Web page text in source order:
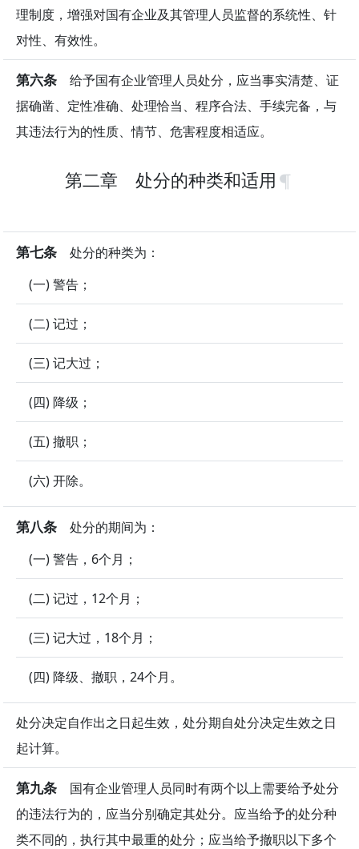
理制度，增强对国有企业及其管理人员监督的系统性、针
对性、有效性。
第六条 给予国有企业管理人员处分，应当事实清楚、证
据确凿、定性准确、处理恰当、程序合法、手续完备，与
其违法行为的性质、情节、危害程度相适应。
第二章 处分的种类和适用
第七条 处分的种类为：
(一) 警告；
(二) 记过；
(三) 记大过；
(四) 降级；
(五) 撤职；
(六) 开除。
第八条 处分的期间为：
(一) 警告，6个月；
(二) 记过，12个月；
(三) 记大过，18个月；
(四) 降级、撤职，24个月。
处分决定自作出之日起生效，处分期自处分决定生效之日
起计算。
第九条 国有企业管理人员同时有两个以上需要给予处分
的违法行为的，应当分别确定其处分。应当给予的处分种
类不同的，执行其中最重的处分；应当给予撤职以下多个